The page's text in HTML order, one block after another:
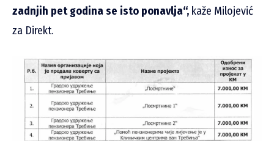
zadnjih pet godina se isto ponavlja“, kaže Milojević
za Direkt.